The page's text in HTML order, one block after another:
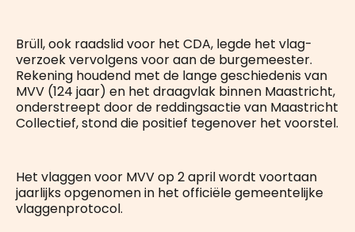
Brüll, ook raadslid voor het CDA, legde het vlag-
verzoek vervolgens voor aan de burgemeester.
Rekening houdend met de lange geschiedenis van
MVV (124 jaar) en het draagvlak binnen Maastricht,
onderstreept door de reddingsactie van Maastricht
Collectief, stond die positief tegenover het voorstel.
Het vlaggen voor MVV op 2 april wordt voortaan
jaarlijks opgenomen in het officiële gemeentelijke
vlaggenprotocol.